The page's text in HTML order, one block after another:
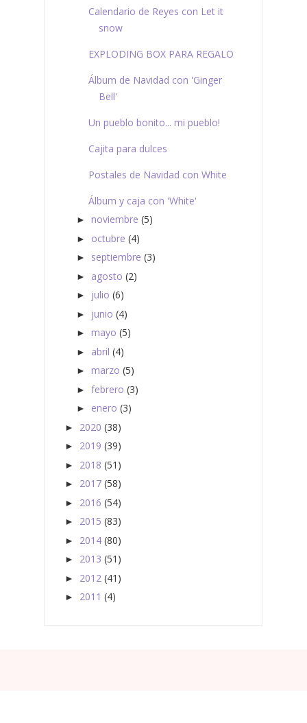
Calendario de Reyes con Let it
snow
EXPLODING BOX PARA REGALO
Álbum de Navidad con 'Ginger
Bell'
Un pueblo bonito... mi pueblo!
Cajita para dulces
Postales de Navidad con White
Álbum y caja con 'White'
► noviembre (5)
► octubre (4)
► septiembre (3)
► agosto (2)
► julio (6)
► junio (4)
► mayo (5)
► abril (4)
► marzo (5)
► febrero (3)
► enero (3)
► 2020 (38)
► 2019 (39)
► 2018 (51)
► 2017 (58)
► 2016 (54)
► 2015 (83)
► 2014 (80)
► 2013 (51)
► 2012 (41)
► 2011 (4)